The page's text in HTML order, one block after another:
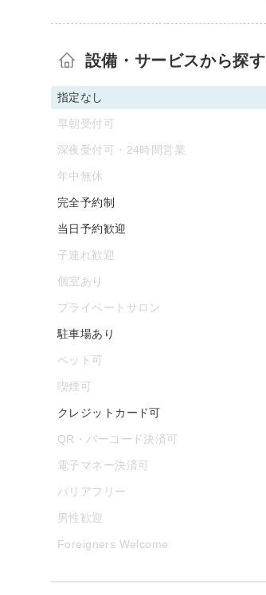
設備・サービスから探す
指定なし
早朝受付可
深夜受付可・24時間営業
年中無休
完全予約制
当日予約歓迎
子連れ歓迎
個室あり
プライベートサロン
駐車場あり
ペット可
喫煙可
クレジットカード可
QR・バーコード決済可
電子マネー決済可
バリアフリー
男性歓迎
Foreigners Welcome